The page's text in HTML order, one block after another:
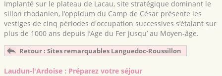
Implanté sur le plateau de Lacau, site stratégique dominant le
sillon rhodanien, l’oppidum du Camp de César présente les
vestiges de cinq périodes d'occupation successives s’étalant sur
plus de 1000 ans depuis l’Age du Fer jusqu’ au Moyen-âge.
Retour : Sites remarquables Languedoc-Roussillon
Laudun-l'Ardoise : Préparez votre séjour